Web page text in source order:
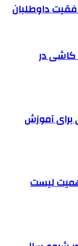
داوطلبان
کاشی در
برای آموزش
لیست